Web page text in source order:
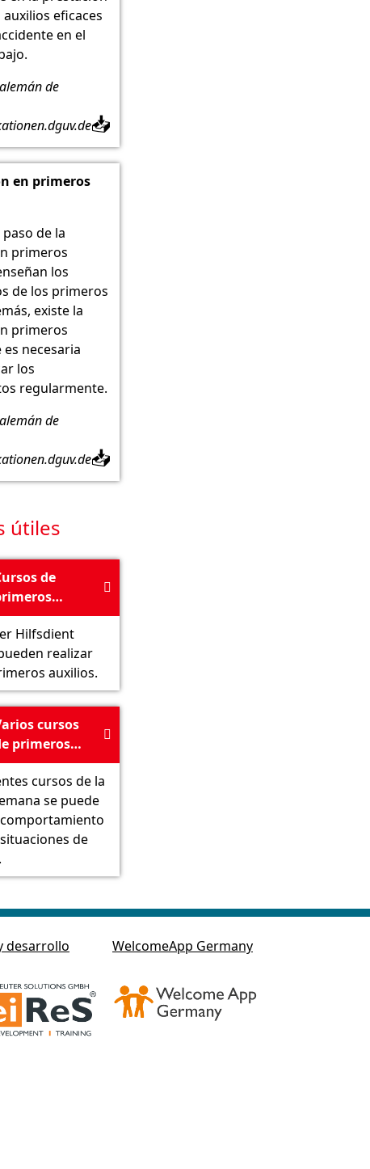
eficaces
en el
de
📥
en primeros
de la
primeros
los
de los primeros
existe la
primeros
necesaria
los
regularmente.
de
📥
útiles
de
con

Hilfsdient
realizar
auxilios.
cursos
primeros
en el

cursos de la
se puede
de
desarrollo WelcomeApp Germany